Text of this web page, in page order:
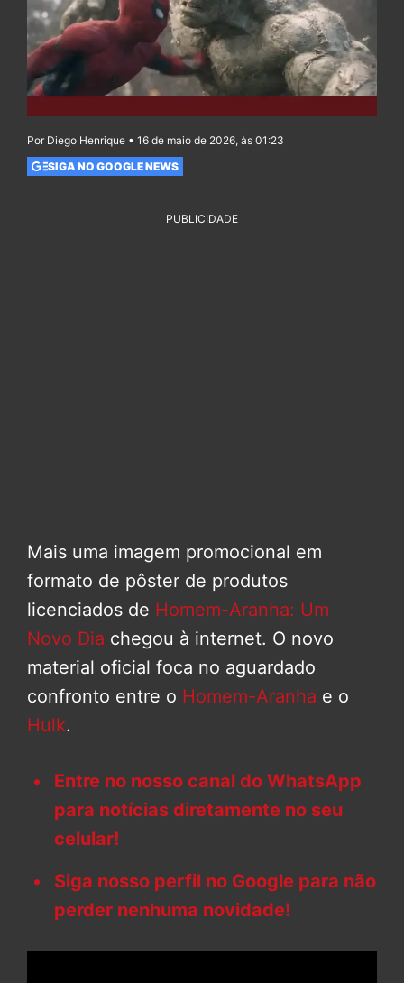
Por Diego Henrique • 16 de maio de 2026, às 01:23
SIGA NO GOOGLE NEWS
PUBLICIDADE
Mais uma imagem promocional em
formato de pôster de produtos
licenciados de Homem-Aranha: Um
Novo Dia chegou à internet. O novo
material oficial foca no aguardado
confronto entre o Homem-Aranha e o
Hulk.
Entre no nosso canal do WhatsApp
para notícias diretamente no seu
celular!
Siga nosso perfil no Google para não
perder nenhuma novidade!